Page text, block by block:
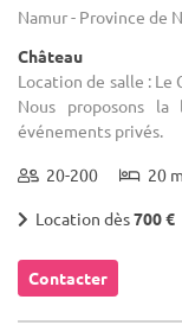
Namur - Province de
Château
Location de salle :
Nous proposons
événements privés.
20-200 20
Location dès700 €
Contacter